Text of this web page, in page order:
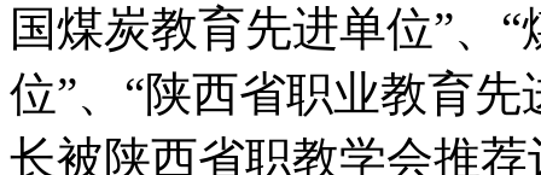
国煤炭教育先进单位”、
位”、“陕西省职业教育
长被陕西省职教学会推